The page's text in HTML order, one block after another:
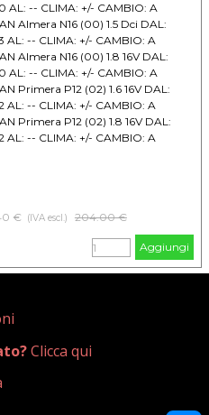
AL: -- CLIMA: +/- CAMBIO: A
Almera N16 (00) 1.5 Dci DAL:
AL: -- CLIMA: +/- CAMBIO: A
Almera N16 (00) 1.8 16V DAL:
AL: -- CLIMA: +/- CAMBIO: A
Primera P12 (02) 1.6 16V DAL:
AL: -- CLIMA: +/- CAMBIO: A
Primera P12 (02) 1.8 16V DAL:
AL: -- CLIMA: +/- CAMBIO: A
€ (IVA escl.) Prezzo senza sconto
204.00 €
Aggiungi
Clicca qui